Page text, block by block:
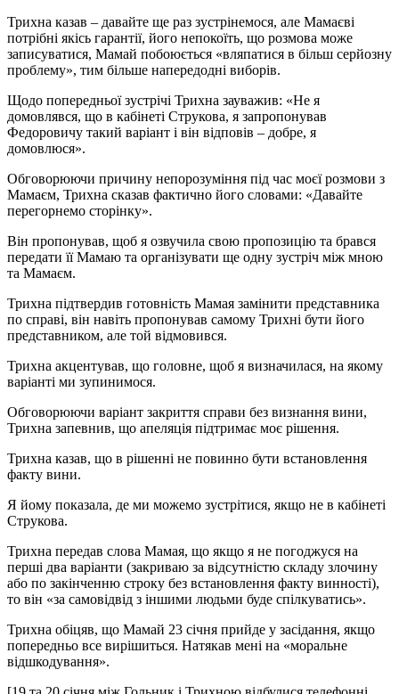
Трихна казав – давайте ще раз зустрінемося, але Мамаєві
потрібні якісь гарантії, його непокоїть, що розмова може
записуватися, Мамай побоюється «вляпатися в більш серйозну
проблему», тим більше напередодні виборів.
Щодо попередньої зустрічі Трихна зауважив: «Не я
домовлявся, що в кабінеті Струкова, я запропонував
Федоровичу такий варіант і він відповів – добре, я
домовлюся».
Обговорюючи причину непорозуміння під час моєї розмови з
Мамаєм, Трихна сказав фактично його словами: «Давайте
перегорнемо сторінку».
Він пропонував, щоб я озвучила свою пропозицію та брався
передати її Мамаю та організувати ще одну зустріч між мною
та Мамаєм.
Трихна підтвердив готовність Мамая замінити представника
по справі, він навіть пропонував самому Трихні бути його
представником, але той відмовився.
Трихна акцентував, що головне, щоб я визначилася, на якому
варіанті ми зупинимося.
Обговорюючи варіант закриття справи без визнання вини,
Трихна запевнив, що апеляція підтримає моє рішення.
Трихна казав, що в рішенні не повинно бути встановлення
факту вини.
Я йому показала, де ми можемо зустрітися, якщо не в кабінеті
Струкова.
Трихна передав слова Мамая, що якщо я не погоджуся на
перші два варіанти (закриваю за відсутністю складу злочину
або по закінченню строку без встановлення факту винності),
то він «за самовідвід з іншими людьми буде спілкуватись».
Трихна обіцяв, що Мамай 23 січня прийде у засідання, якщо
попередньо все вирішиться. Натякав мені на «моральне
відшкодування».